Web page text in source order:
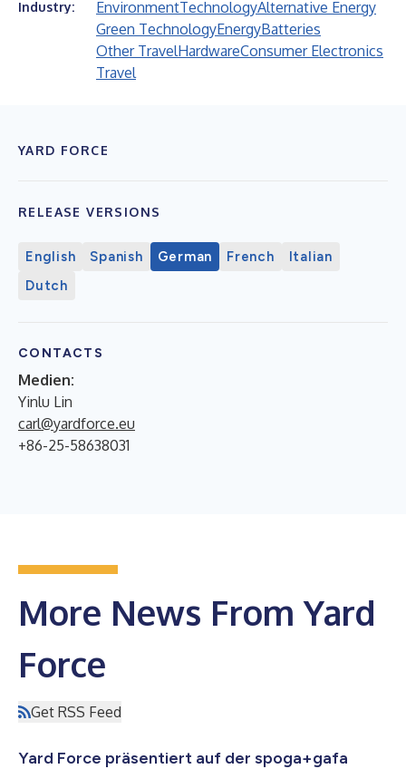
Industry: EnvironmentTechnologyAlternative Energy
Green TechnologyEnergyBatteries
Other TravelHardwareConsumer Electronics
Travel
YARD FORCE
RELEASE VERSIONS
English Spanish German French
Italian
Dutch
CONTACTS
Medien:
Yinlu Lin
carl@yardforce.eu
+86-25-58638031
More News From Yard
Force
Get RSS Feed
Yard Force präsentiert auf der spoga+gafa